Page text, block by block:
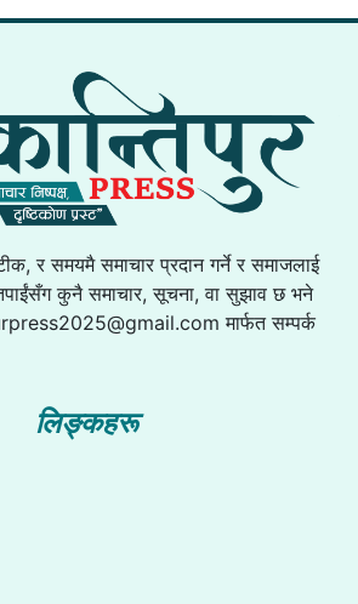
र समयमै समाचार प्रदान गर्ने र समाजलाई
कुनै समाचार, सूचना, वा सुझाव छ भने
मार्फत सम्पर्क
लिङ्कहरू